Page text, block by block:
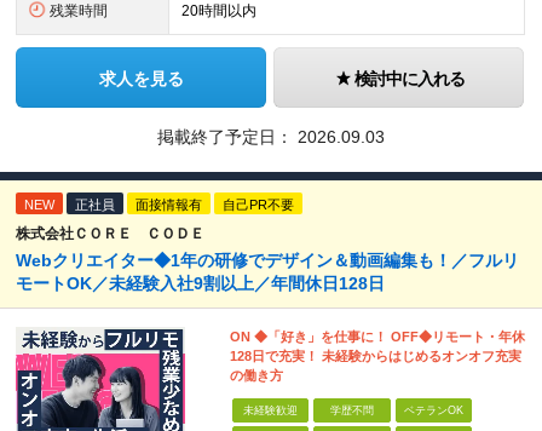
残業時間 20時間以内
求人を見る 検討中に入れる
掲載終了予定日： 2026.09.03
NEW 正社員 面接情報有 自己PR不要
株式会社ＣＯＲＥ ＣＯＤＥ
Webクリエイター◆1年の研修でデザイン＆動画編集も！／フルリ
モートOK／未経験入社9割以上／年間休日128日
ON ◆「好き」を仕事に！ OFF◆リモート・年休
128日で充実！ 未経験からはじめるオンオフ充実
の働き方
未経験歓迎 学歴不問 ベテランOK